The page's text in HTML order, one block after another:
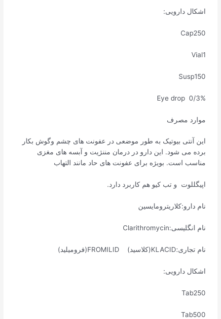
اشکال دارویی:
Cap250
Vial1
Susp150
Eye drop 0/3%
موارد مصرف
این آنتی بیوتیک به طور موضعی در عفونت های چشم وگوش بکار
برده می شود. این دارو در درمان مننژیت و آبسه های مغزی
مناسب است. بویژه برای عفونت های حاد مانند التهاب
اپیگللوت و تب کیو هم کاربرد دارد.
نام دارو:کلاریترومایسین
نام انگلیسی:Clarithromycin
نام تجاری:KLACID(کلاسید) FROMILID(فرومیلید)
اشکال دارویی:
Tab250
Tab500